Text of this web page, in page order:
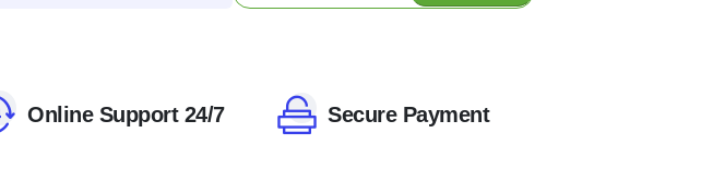
Online Support 24/7 Secure Payment